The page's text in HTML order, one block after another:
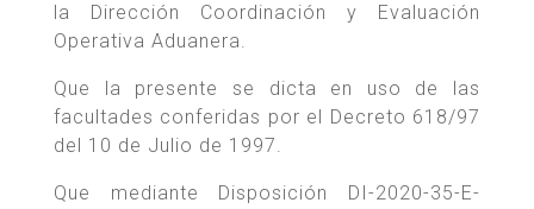
la Dirección Coordinación y Evaluación
Operativa Aduanera.
Que la presente se dicta en uso de las
facultades conferidas por el Decreto 618/97
del 10 de Julio de 1997.
Que mediante Disposición DI-2020-35-E-